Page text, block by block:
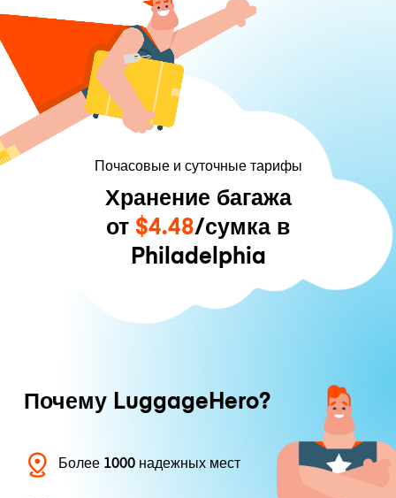
Почасовые и суточные тарифы
Хранение багажа
от $4.48/сумка в
Philadelphia
Почему LuggageHero?
Более 1000 надежных мест